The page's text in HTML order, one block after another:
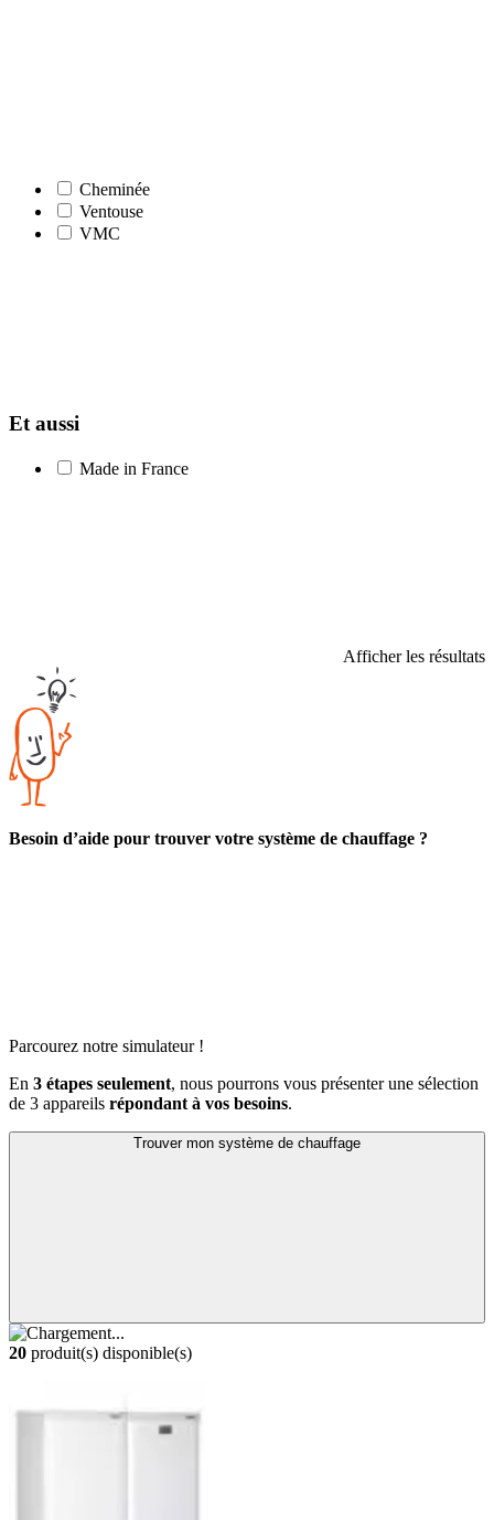
Cheminée
Ventouse
VMC
Et aussi
Made in France
Afficher les résultats
Besoin d’aide pour trouver votre système de chauffage ?
Parcourez notre simulateur !
En 3 étapes seulement, nous pourrons vous présenter une sélection
de 3 appareils répondant à vos besoins.
Trouver mon système de chauffage
20 produit(s) disponible(s)